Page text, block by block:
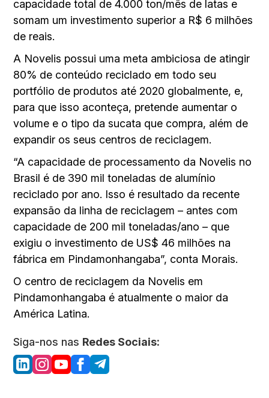
capacidade total de 4.000 ton/mês de latas e
somam um investimento superior a R$ 6 milhões
de reais.
A Novelis possui uma meta ambiciosa de atingir
80% de conteúdo reciclado em todo seu
portfólio de produtos até 2020 globalmente, e,
para que isso aconteça, pretende aumentar o
volume e o tipo da sucata que compra, além de
expandir os seus centros de reciclagem.
“A capacidade de processamento da Novelis no
Brasil é de 390 mil toneladas de alumínio
reciclado por ano. Isso é resultado da recente
expansão da linha de reciclagem – antes com
capacidade de 200 mil toneladas/ano – que
exigiu o investimento de US$ 46 milhões na
fábrica em Pindamonhangaba”, conta Morais.
O centro de reciclagem da Novelis em
Pindamonhangaba é atualmente o maior da
América Latina.
Siga-nos nas Redes Sociais: